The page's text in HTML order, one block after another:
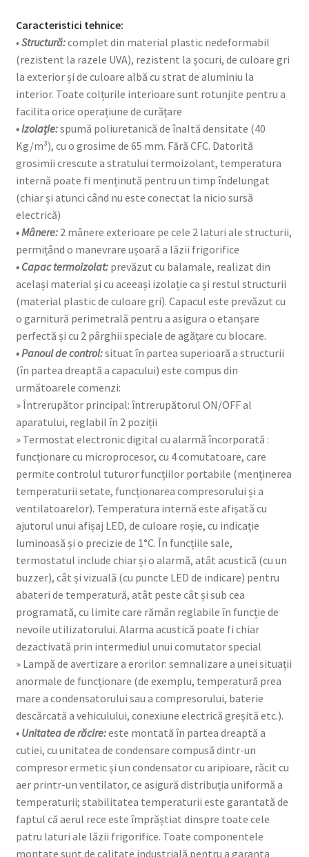
Caracteristici tehnice:
• Structură:complet din material plastic nedeformabil
(rezistent la razele UVA), rezistent la șocuri, de culoare gri
la exterior și de culoare albă cu strat de aluminiu la
interior. Toate colțurile interioare sunt rotunjite pentru a
facilita orice operațiune de curățare
• Izolație:spumă poliuretanică de înaltă densitate (40
Kg/m³), cu o grosime de 65 mm. Fără CFC. Datorită
grosimii crescute a stratului termoizolant, temperatura
internă poate fi menținută pentru un timp îndelungat
(chiar și atunci când nu este conectat la nicio sursă
electrică)
• Mânere: 2 mânere exterioare pe cele 2 laturi ale structurii,
permițând o manevrare ușoară a lăzii frigorifice
• Capac termoizolat:prevăzut cu balamale, realizat din
același material și cu aceeași izolație ca și restul structurii
(material plastic de culoare gri). Capacul este prevăzut cu
o garnitură perimetrală pentru a asigura o etanșare
perfectă și cu 2 pârghii speciale de agățare cu blocare.
• Panoul de control:situat în partea superioară a structurii
(în partea dreaptă a capacului) este compus din
următoarele comenzi:
» Întrerupător principal: întrerupătorul ON/OFF al
aparatului, reglabil în 2 poziții
» Termostat electronic digital cu alarmă încorporată :
funcționare cu microprocesor, cu 4 comutatoare, care
permite controlul tuturor funcțiilor portabile (menținerea
temperaturii setate, funcționarea compresorului și a
ventilatoarelor). Temperatura internă este afișată cu
ajutorul unui afișaj LED, de culoare roșie, cu indicație
luminoasă și o precizie de 1°C. În funcțiile sale,
termostatul include chiar și o alarmă, atât acustică (cu un
buzzer), cât și vizuală (cu puncte LED de indicare) pentru
abateri de temperatură, atât peste cât și sub cea
programată, cu limite care rămân reglabile în funcție de
nevoile utilizatorului. Alarma acustică poate fi chiar
dezactivată prin intermediul unui comutator special
» Lampă de avertizare a erorilor: semnalizare a unei situații
anormale de funcționare (de exemplu, temperatură prea
mare a condensatorului sau a compresorului, baterie
descărcată a vehiculului, conexiune electrică greșită etc.).
• Unitatea de răcire:este montată în partea dreaptă a
cutiei, cu unitatea de condensare compusă dintr-un
compresor ermetic și un condensator cu aripioare, răcit cu
aer printr-un ventilator, ce asigură distribuția uniformă a
temperaturii; stabilitatea temperaturii este garantată de
faptul că aerul rece este împrăștiat dinspre toate cele
patru laturi ale lăzii frigorifice. Toate componentele
montate sunt de calitate industrială pentru a garanta